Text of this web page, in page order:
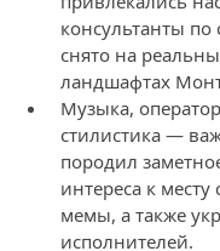
консультанты по
снято на
ландшафтах
Музыка,
стилистика —
породил
интереса к
мемы, а также
исполнителей.